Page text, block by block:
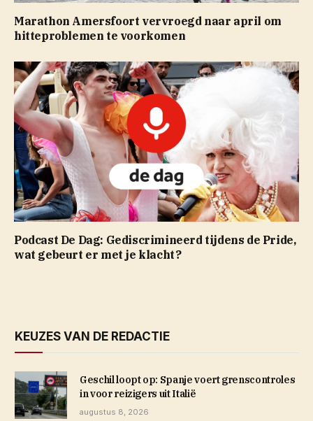
Marathon Amersfoort vervroegd naar april om
hitteproblemen te voorkomen
Podcast De Dag: Gediscrimineerd tijdens de Pride,
wat gebeurt er met je klacht?
KEUZES VAN DE REDACTIE
Geschil loopt op: Spanje voert grenscontroles
in voor reizigers uit Italië
augustus 8, 2026